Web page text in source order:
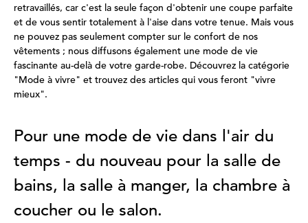
retravaillés, car c'est la seule façon d'obtenir une coupe parfaite
et de vous sentir totalement à l'aise dans votre tenue. Mais vous
ne pouvez pas seulement compter sur le confort de nos
vêtements ; nous diffusons également une mode de vie
fascinante au-delà de votre garde-robe. Découvrez la catégorie
"Mode à vivre" et trouvez des articles qui vous feront "vivre
mieux".
Pour une mode de vie dans l'air du
temps - du nouveau pour la salle de
bains, la salle à manger, la chambre à
coucher ou le salon.